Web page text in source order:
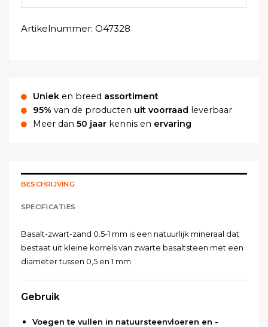
Artikelnummer: O47328
Uniek en breed assortiment
95% van de producten uit voorraad
leverbaar
Meer dan 50 jaar kennis en ervaring
BESCHRIJVING
SPECIFICATIES
Basalt-zwart-zand 0.5-1 mm is een natuurlijk mineraal dat
bestaat uit kleine korrels van zwarte basaltsteen met een
diameter tussen 0,5 en 1 mm.
Gebruik
Voegen te vullen in natuursteenvloeren en -